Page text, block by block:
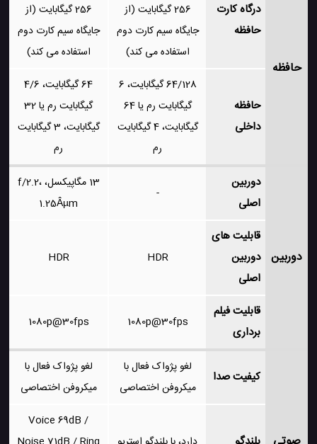
حافظه
درگاه کارت
حافظه
256 گیگابایت (از
جایگاه سیم کارت دوم
استفاده می کند)
256 گیگابایت (از
جایگاه سیم کارت دوم
استفاده می کند)
حافظه
داخلی
64/128 گیگابایت، 6
گیگابایت رم یا 64
گیگابایت، 4 گیگابایت
رم
64 گیگابایت، 4/6
گیگابایت رم یا 32
گیگابایت، 3 گیگابایت
رم
دوربین
دوربین
اصلی
-
13 مگاپیکسل، f/2.2،
1.25Âµm
قابلیت های
دوربین
اصلی
HDR
HDR
قابلیت فیلم
برداری
1080p@30fps
1080p@30fps
کیفیت صدا
لغو پژواک فعال با
میکروفن اختصاصی
لغو پژواک فعال با
میکروفن اختصاصی
Voice 69dB /